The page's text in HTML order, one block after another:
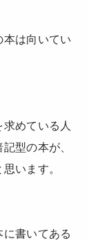
本は向いてい
めている人
型の本が、
います。
書いてある